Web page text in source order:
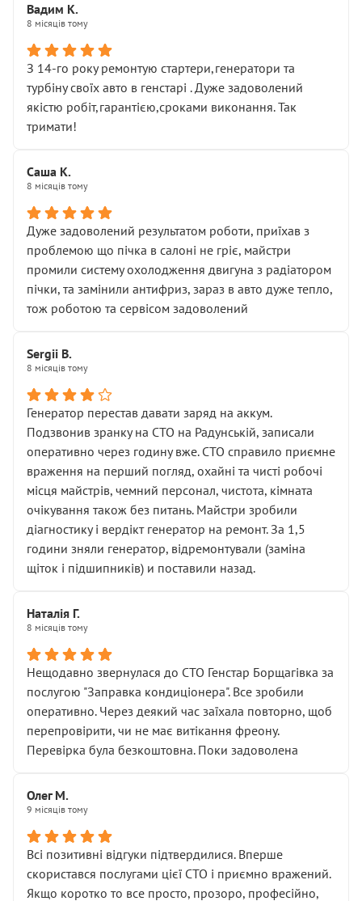
Вадим К.
8 місяців тому
З 14-го року ремонтую стартери,генератори та
турбіну своїх авто в генстарі . Дуже задоволений
якістю робіт,гарантією,сроками виконання. Так
тримати!
Саша К.
8 місяців тому
Дуже задоволений результатом роботи, приїхав з
проблемою що пічка в салоні не гріє, майстри
промили систему охолодження двигуна з радіатором
пічки, та замінили антифриз, зараз в авто дуже тепло,
тож роботою та сервісом задоволений
Sergii B.
8 місяців тому
Генератор перестав давати заряд на аккум.
Подзвонив зранку на СТО на Радунській, записали
оперативно через годину вже. СТО справило приємне
враження на перший погляд, охайні та чисті робочі
місця майстрів, чемний персонал, чистота, кімната
очікування також без питань. Майстри зробили
діагностику і вердікт генератор на ремонт. За 1,5
години зняли генератор, відремонтували (заміна
щіток і підшипників) и поставили назад.
Наталія Г.
8 місяців тому
Нещодавно звернулася до СТО Генстар Борщагівка за
послугою "Заправка кондиціонера". Все зробили
оперативно. Через деякий час заїхала повторно, щоб
перепровірити, чи не має витікання фреону.
Перевірка була безкоштовна. Поки задоволена
Олег М.
9 місяців тому
Всі позитивні відгуки підтвердилися. Вперше
скористався послугами цієї СТО і приємно вражений.
Якщо коротко то все просто, прозоро, професійно,